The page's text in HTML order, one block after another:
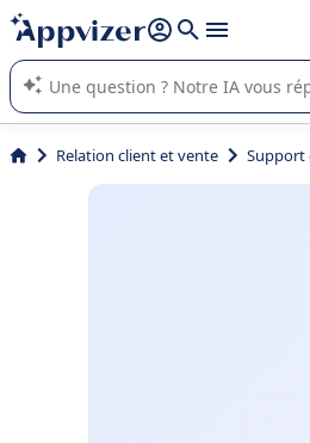
répondre (plusieurs lignes avec
L'IA de Appvizer vous guide dans
logiciel SaaS en entreprise.
Relation client et vente Support